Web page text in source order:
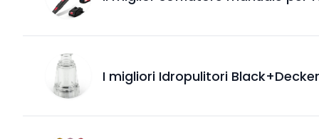
I migliori Idropulitori Black+Decker